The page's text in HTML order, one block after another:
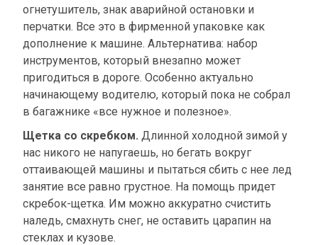
огнетушитель, знак аварийной остановки и
перчатки. Все это в фирменной упаковке как
дополнение к машине. Альтернатива: набор
инструментов, который внезапно может
пригодиться в дороге. Особенно актуально
начинающему водителю, который пока не собрал
в багажнике «все нужное и полезное».
Щетка со скребком. Длинной холодной зимой у
нас никого не напугаешь, но бегать вокруг
оттаивающей машины и пытаться сбить с нее лед
занятие все равно грустное. На помощь придет
скребок-щетка. Им можно аккуратно счистить
наледь, смахнуть снег, не оставить царапин на
стеклах и кузове.